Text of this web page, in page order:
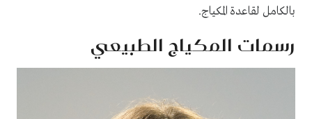
بالكامل لقاعدة المكياج.
رسمات المكياج الطبيعي